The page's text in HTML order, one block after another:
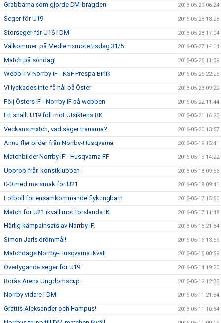
Grabbarna som gjorde DM-bragden 2016-05-29 06:24
Seger för U19 2016-05-28 18:28
Storseger för U16 i DM 2016-05-28 17:04
Välkommen på Medlemsmöte tisdag 31/5 2016-05-27 14:14
Match på söndag! 2016-05-26 11:39
Webb-TV Norrby IF - KSF Prespa Birlik 2016-05-25 22:25
Vi lyckades inte få hål på Öster 2016-05-23 09:20
Följ Östers IF - Norrby IF på webben 2016-05-22 11:44
Ett snällt U19 föll mot Utsiktens BK 2016-05-21 16:25
Veckans match, vad säger tränarna? 2016-05-20 13:57
Ännu fler bilder från Norrby-Husqvarna 2016-05-19 15:41
Matchbilder Norrby IF - Husqvarna FF 2016-05-19 14:22
Upprop från konstklubben 2016-05-18 09:56
0-0 med mersmak för U21 2016-05-18 09:41
Fotboll för ensamkommande flyktingbarn 2016-05-17 15:50
Match för U21 ikväll mot Torslanda IK 2016-05-17 11:48
Härlig kämpainsats av Norrby IF. 2016-05-16 21:54
Simon Jarls drömmål! 2016-05-16 13:59
Matchdags Norrby-Husqvarna ikväll 2016-05-16 08:59
Övertygande seger för U19 2016-05-14 19:20
Borås Arena Ungdomscup 2016-05-12 12:35
Norrby vidare i DM 2016-05-11 21:34
Grattis Aleksander och Hampus! 2016-05-11 10:54